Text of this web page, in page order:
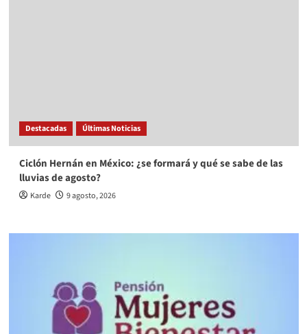
Destacadas Últimas Noticias
Ciclón Hernán en México: ¿se formará y qué se sabe de las
lluvias de agosto?
Karde 9 agosto, 2026